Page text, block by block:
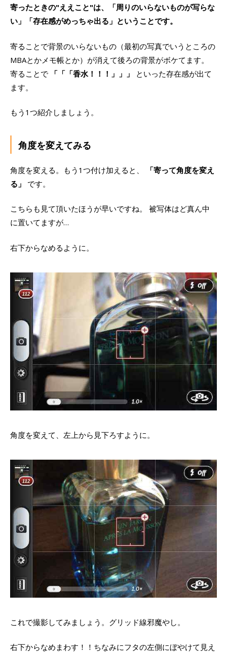
寄ったときの"ええこと"は、「周りのいらないものが写らな
い」「存在感がめっちゃ出る」ということです。
寄ることで背景のいらないもの（最初の写真でいうところの
MBAとかメモ帳とか）が消えて後ろの背景がボケてます。
寄ることで
「「「香水！！！」」」
といった存在感が出て
ます。
もう1つ紹介しましょう。
角度を変えてみる
角度を変える。もう1つ付け加えると、
「寄って角度を変え
る」
です。
こちらも見て頂いたほうが早いですね。 被写体はど真ん中
に置いてますが…
右下からなめるように。
角度を変えて、左上から見下ろすように。
これで撮影してみましょう。グリッド線邪魔やし。
右下からなめまわす！！ちなみにフタの左側にぼやけて見え